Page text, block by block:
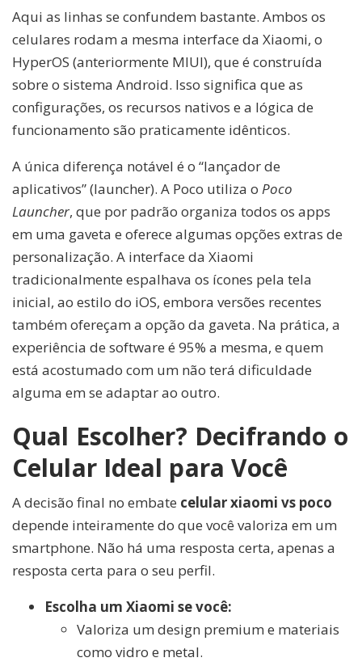
Aqui as linhas se confundem bastante. Ambos os
celulares rodam a mesma interface da Xiaomi, o
HyperOS (anteriormente MIUI), que é construída
sobre o sistema Android. Isso significa que as
configurações, os recursos nativos e a lógica de
funcionamento são praticamente idênticos.
A única diferença notável é o “lançador de
aplicativos” (launcher). A Poco utiliza o Poco
Launcher, que por padrão organiza todos os apps
em uma gaveta e oferece algumas opções extras de
personalização. A interface da Xiaomi
tradicionalmente espalhava os ícones pela tela
inicial, ao estilo do iOS, embora versões recentes
também ofereçam a opção da gaveta. Na prática, a
experiência de software é 95% a mesma, e quem
está acostumado com um não terá dificuldade
alguma em se adaptar ao outro.
Qual Escolher? Decifrando o
Celular Ideal para Você
A decisão final no embate celular xiaomi vs poco
depende inteiramente do que você valoriza em um
smartphone. Não há uma resposta certa, apenas a
resposta certa para o seu perfil.
Escolha um Xiaomi se você:
Valoriza um design premium e materiais
como vidro e metal.